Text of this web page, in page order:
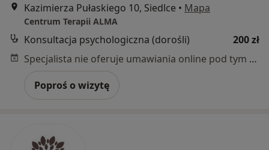
Kazimierza Pułaskiego 10, Siedlce • Mapa
Centrum Terapii ALMA
Konsultacja psychologiczna (dorośli)
200 zł
Specjalista nie oferuje umawiania online pod tym adresem.
Poproś o wizytę